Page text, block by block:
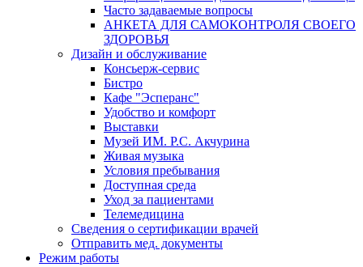
Часто задаваемые вопросы
АНКЕТА ДЛЯ САМОКОНТРОЛЯ СВОЕГО
ЗДОРОВЬЯ
Дизайн и обслуживание
Консьерж-сервис
Бистро
Кафе "Эсперанс"
Удобство и комфорт
Выставки
Музей ИМ. Р.С. Акчурина
Живая музыка
Условия пребывания
Доступная среда
Уход за пациентами
Телемедицина
Сведения о сертификации врачей
Отправить мед. документы
Режим работы